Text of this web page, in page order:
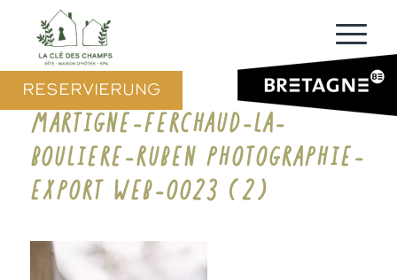
RESERVIERUNG
MARTIGNE-FERCHAUD-LA-
BOULIERE-RUBEN PHOTOGRAPHIE-
EXPORT WEB-0023 (2)